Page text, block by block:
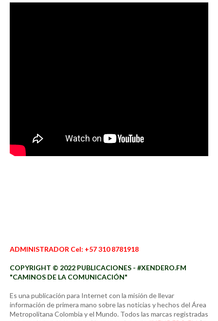
ADMINISTRADOR Cel: +57 310 8781918
COPYRIGHT © 2022 PUBLICACIONES - #XENDERO.FM
"CAMINOS DE LA COMUNICACIÓN"
Es una publicación para Internet con la misión de llevar
información de primera mano sobre las noticias y hechos del Área
Metropolitana Colombia y el Mundo. Todos las marcas registradas